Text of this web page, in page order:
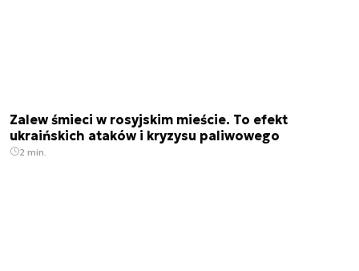
Zalew śmieci w rosyjskim mieście. To efekt
ukraińskich ataków i kryzysu paliwowego
2 min.